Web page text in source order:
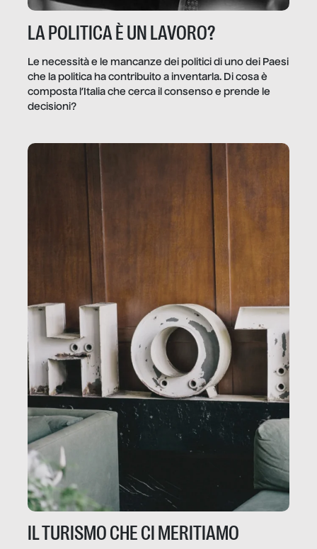
LA POLITICA È UN LAVORO?
Le necessità e le mancanze dei politici di uno dei Paesi
che la politica ha contribuito a inventarla. Di cosa è
composta l’Italia che cerca il consenso e prende le
decisioni?
IL TURISMO CHE CI MERITIAMO